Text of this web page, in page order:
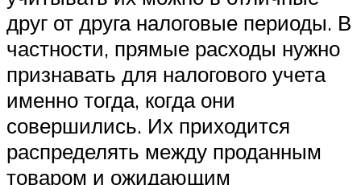
друг от друга налоговые периоды. В
частности, прямые расходы нужно
признавать для налогового учета
именно тогда, когда они
совершились. Их приходится
распределять между проданным
товаром и ожидающим